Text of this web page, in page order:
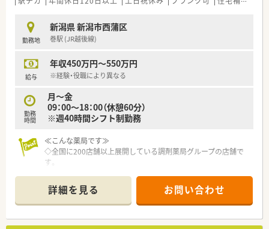
勤務地
新潟県 新潟市西蒲区
巻駅 (JR越後線)
給与
年収450万円～550万円
※経験・役職により異なる
勤務
時間
月～金
09：00～18：00（休憩60分）
※週40時間シフト制勤務
≪こんな薬局です≫
◇全国に200店舗以上展開している調剤薬局グループの店舗で
す。
各種保険加入、研修制度、各種手当・産休・育休はもちろん、持
株制度や会員制リゾート施設、
育児・介護時短制度など魅力がいっぱい。
◇全国規模での学術発表会も実施しています！
詳細を見る お問い合わせ